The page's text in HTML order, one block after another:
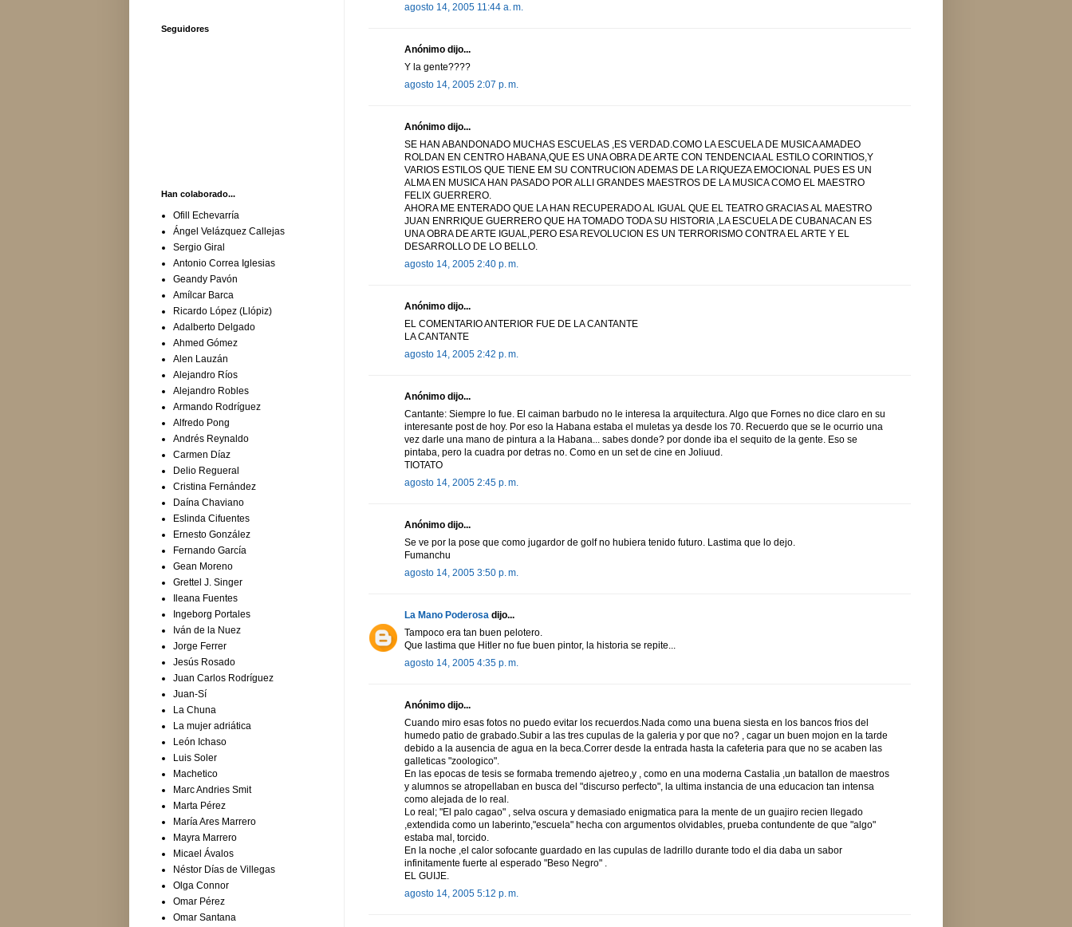
agosto 14, 2005 11:44 a. m.
Anónimo dijo...
Y la gente????
agosto 14, 2005 2:07 p. m.
Anónimo dijo...
SE HAN ABANDONADO MUCHAS ESCUELAS ,ES VERDAD.COMO LA ESCUELA DE MUSICA AMADEO
ROLDAN EN CENTRO HABANA,QUE ES UNA OBRA DE ARTE CON TENDENCIA AL ESTILO CORINTIOS,Y
VARIOS ESTILOS QUE TIENE EM SU CONTRUCION ADEMAS DE LA RIQUEZA EMOCIONAL PUES ES UN
ALMA EN MUSICA HAN PASADO POR ALLI GRANDES MAESTROS DE LA MUSICA COMO EL MAESTRO
FELIX GUERRERO.
AHORA ME ENTERADO QUE LA HAN RECUPERADO AL IGUAL QUE EL TEATRO GRACIAS AL MAESTRO
JUAN ENRRIQUE GUERRERO QUE HA TOMADO TODA SU HISTORIA ,LA ESCUELA DE CUBANACAN ES
UNA OBRA DE ARTE IGUAL,PERO ESA REVOLUCION ES UN TERRORISMO CONTRA EL ARTE Y EL
DESARROLLO DE LO BELLO.
agosto 14, 2005 2:40 p. m.
Anónimo dijo...
EL COMENTARIO ANTERIOR FUE DE LA CANTANTE
LA CANTANTE
agosto 14, 2005 2:42 p. m.
Anónimo dijo...
Cantante: Siempre lo fue. El caiman barbudo no le interesa la arquitectura. Algo que Fornes no dice claro en su
interesante post de hoy. Por eso la Habana estaba el muletas ya desde los 70. Recuerdo que se le ocurrio una
vez darle una mano de pintura a la Habana... sabes donde? por donde iba el sequito de la gente. Eso se
pintaba, pero la cuadra por detras no. Como en un set de cine en Joliuud.
TIOTATO
agosto 14, 2005 2:45 p. m.
Anónimo dijo...
Se ve por la pose que como jugardor de golf no hubiera tenido futuro. Lastima que lo dejo.
Fumanchu
agosto 14, 2005 3:50 p. m.
La Mano Poderosa dijo...
Tampoco era tan buen pelotero.
Que lastima que Hitler no fue buen pintor, la historia se repite...
agosto 14, 2005 4:35 p. m.
Anónimo dijo...
Cuando miro esas fotos no puedo evitar los recuerdos.Nada como una buena siesta en los bancos frios del
humedo patio de grabado.Subir a las tres cupulas de la galeria y por que no? , cagar un buen mojon en la tarde
debido a la ausencia de agua en la beca.Correr desde la entrada hasta la cafeteria para que no se acaben las
galleticas "zoologico".
En las epocas de tesis se formaba tremendo ajetreo,y , como en una moderna Castalia ,un batallon de maestros
y alumnos se atropellaban en busca del "discurso perfecto", la ultima instancia de una educacion tan intensa
como alejada de lo real.
Lo real; "El palo cagao" , selva oscura y demasiado enigmatica para la mente de un guajiro recien llegado
,extendida como un laberinto,"escuela" hecha con argumentos olvidables, prueba contundente de que "algo"
estaba mal, torcido.
En la noche ,el calor sofocante guardado en las cupulas de ladrillo durante todo el dia daba un sabor
infinitamente fuerte al esperado "Beso Negro" .
EL GUIJE.
agosto 14, 2005 5:12 p. m.
Seguidores
Han colaborado...
Ofill Echevarría
Ángel Velázquez Callejas
Sergio Giral
Antonio Correa Iglesias
Geandy Pavón
Amílcar Barca
Ricardo López (Llópiz)
Adalberto Delgado
Ahmed Gómez
Alen Lauzán
Alejandro Ríos
Alejandro Robles
Armando Rodríguez
Alfredo Pong
Andrés Reynaldo
Carmen Díaz
Delio Regueral
Cristina Fernández
Daína Chaviano
Eslinda Cifuentes
Ernesto González
Fernando García
Gean Moreno
Grettel J. Singer
Ileana Fuentes
Ingeborg Portales
Iván de la Nuez
Jorge Ferrer
Jesús Rosado
Juan Carlos Rodríguez
Juan-Sí
La Chuna
La mujer adriática
León Ichaso
Luis Soler
Machetico
Marc Andries Smit
Marta Pérez
María Ares Marrero
Mayra Marrero
Micael Ávalos
Néstor Días de Villegas
Olga Connor
Omar Pérez
Omar Santana